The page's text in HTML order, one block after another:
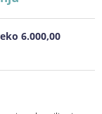
6.000,00